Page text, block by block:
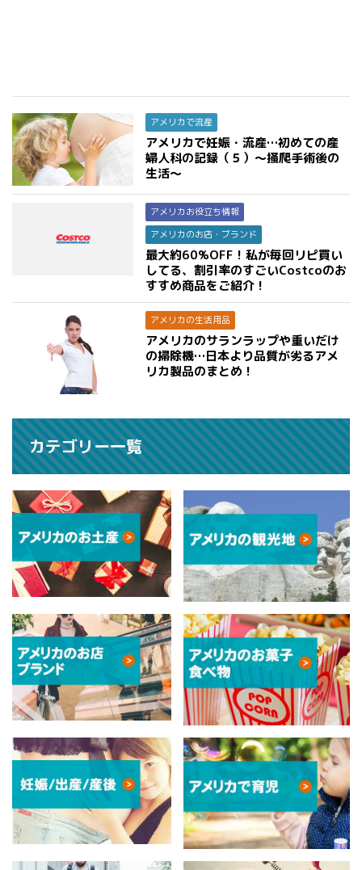
アメリカで流産
アメリカで妊娠・流産…初めての産
婦人科の記録（５）〜掻爬手術後の
生活〜
アメリカお役立ち情報
アメリカのお店・ブランド
最大約60%OFF！私が毎回リピ買い
してる、割引率のすごいCostcoのお
すすめ商品をご紹介！
アメリカの生活用品
アメリカのサランラップや重いだけ
の掃除機…日本より品質が劣るアメ
リカ製品のまとめ！
カテゴリー一覧